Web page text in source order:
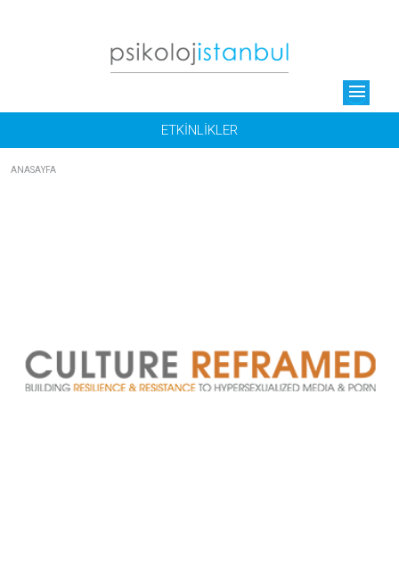
menu
ETKİNLİKLER
ANASAYFA